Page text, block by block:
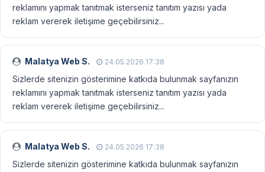
reklamını yapmak tanıtmak isterseniz tanıtım yazısı yada
reklam vererek iletişime geçebilirsiniz...
Malatya Web S. 24.05.2026 17:38
Sizlerde sitenizin gösterimine katkıda bulunmak sayfanızın
reklamını yapmak tanıtmak isterseniz tanıtım yazısı yada
reklam vererek iletişime geçebilirsiniz...
Malatya Web S. 24.05.2026 17:38
Sizlerde sitenizin gösterimine katkıda bulunmak sayfanızın